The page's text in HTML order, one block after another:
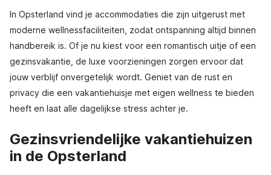
In Opsterland vind je accommodaties die zijn uitgerust met
moderne wellnessfaciliteiten, zodat ontspanning altijd binnen
handbereik is. Of je nu kiest voor een romantisch uitje of een
gezinsvakantie, de luxe voorzieningen zorgen ervoor dat
jouw verblijf onvergetelijk wordt. Geniet van de rust en
privacy die een vakantiehuisje met eigen wellness te bieden
heeft en laat alle dagelijkse stress achter je.
Gezinsvriendelijke vakantiehuizen
in de Opsterland